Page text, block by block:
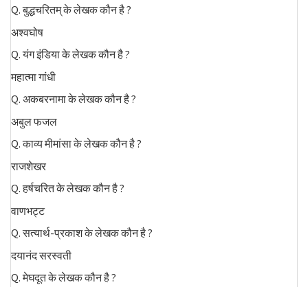
Q. बुद्धचरितम् के लेखक कौन है ?
अश्वघोष
Q. यंग इंडिया के लेखक कौन है ?
महात्मा गांधी
Q. अकबरनामा के लेखक कौन है ?
अबुल फजल
Q. काव्य मीमांसा के लेखक कौन है ?
राजशेखर
Q. हर्षचरित के लेखक कौन है ?
वाणभट्ट
Q. सत्यार्थ-प्रकाश के लेखक कौन है ?
दयानंद सरस्वती
Q. मेघदूत के लेखक कौन है ?